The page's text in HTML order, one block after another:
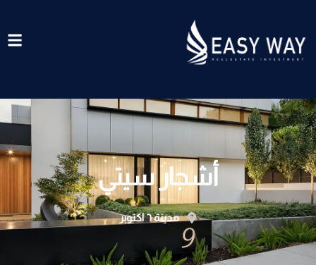
المحتوى
أشجار سيتي
مدينة ٦ اكتوبر